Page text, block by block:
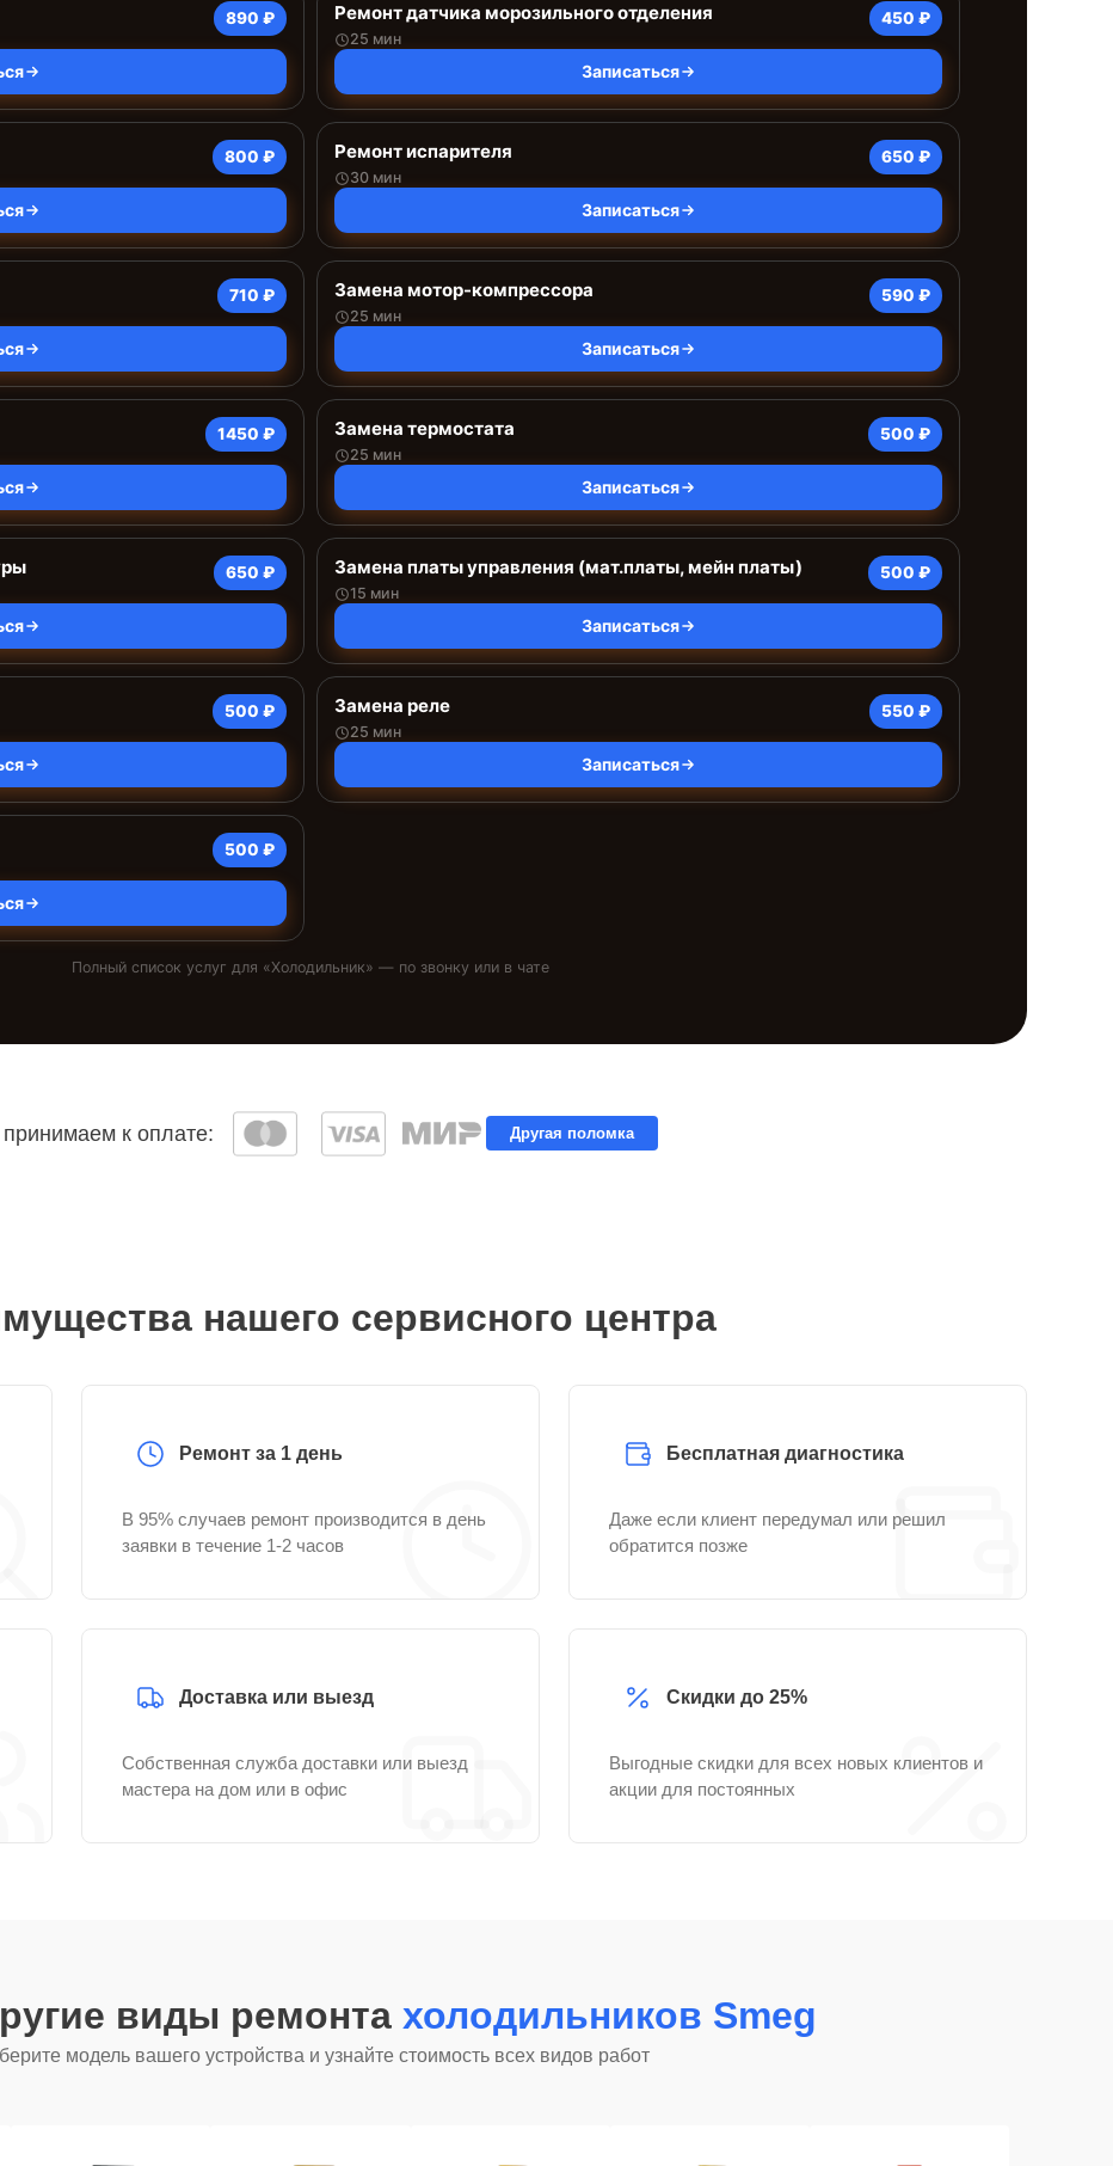
890 ₽ Ремонт датчика морозильного отделения
25 мин
450 ₽
Записаться
800 ₽ Ремонт испарителя
30 мин
650 ₽
Записаться
710 ₽ Замена мотор-компрессора
25 мин
590 ₽
Записаться
1450 ₽ Замена термостата
25 мин
500 ₽
Записаться
650 ₽ Замена платы управления (мат.платы, мейн платы)
15 мин
500 ₽
Записаться
500 ₽ Замена реле
25 мин
550 ₽
Записаться
500 ₽
Полный список услуг для «Холодильник» — по звонку или в чате
к оплате: Другая поломка
нашего сервисного центра
Ремонт за 1 день
В 95% случаев ремонт производится в день
заявки в течение 1-2 часов
Бесплатная диагностика
Даже если клиент передумал или решил
обратится позже
Доставка или выезд
Собственная служба доставки или выезд
мастера на дом или в офис
Скидки до 25%
Выгодные скидки для всех новых клиентов и
акции для постоянных
виды ремонта холодильников Smeg
модель вашего устройства и узнайте стоимость всех видов работ